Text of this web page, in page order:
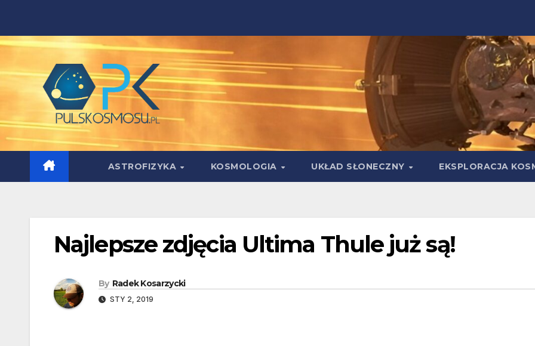
content
ASTROFIZYKA KOSMOLOGIA UKŁAD SŁONECZNY EKSPLORACJA
Najlepsze zdjęcia Ultima Thule już są!
By Radek Kosarzycki
STY 2, 2019